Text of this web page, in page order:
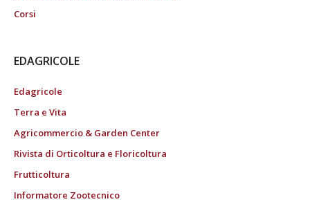
Corsi
EDAGRICOLE
Edagricole
Terra e Vita
Agricommercio & Garden Center
Rivista di Orticoltura e Floricoltura
Frutticoltura
Informatore Zootecnico